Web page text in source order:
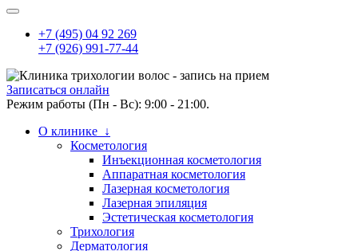
+7 (495) 04 92 269
+7 (926) 991-77-44
Записаться онлайн
Режим работы (Пн - Вс): 9:00 - 21:00.
О клинике ↓
Косметология
Инъекционная косметология
Аппаратная косметология
Лазерная косметология
Лазерная эпиляция
Эстетическая косметология
Трихология
Дерматология